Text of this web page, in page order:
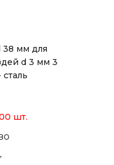
38 мм для
d 3 мм 3
шт.